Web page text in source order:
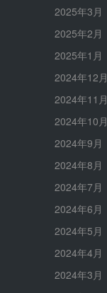
2025年3月
2025年2月
2025年1月
2024年12月
2024年11月
2024年10月
2024年9月
2024年8月
2024年7月
2024年6月
2024年5月
2024年4月
2024年3月